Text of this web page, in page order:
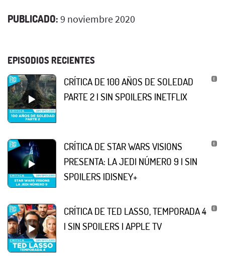
PUBLICADO: 9 noviembre 2020
EPISODIOS RECIENTES
CRÍTICA DE 100 AÑOS DE SOLEDAD
PARTE 2 | SIN SPOILERS |NETFLIX
CRÍTICA DE STAR WARS VISIONS
PRESENTA: LA JEDI NÚMERO 9 | SIN
SPOILERS |DISNEY+
CRÍTICA DE TED LASSO, TEMPORADA 4
| SIN SPOILERS | APPLE TV